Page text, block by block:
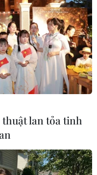
Vietnam+)
lan tỏa tinh